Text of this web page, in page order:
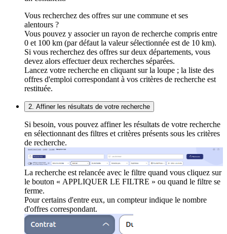
Vous recherchez des offres sur une commune et ses
alentours ?
Vous pouvez y associer un rayon de recherche compris entre
0 et 100 km (par défaut la valeur sélectionnée est de 10 km).
Si vous recherchez des offres sur deux départements, vous
devez alors effectuer deux recherches séparées.
Lancez votre recherche en cliquant sur la loupe ; la liste des
offres d'emploi correspondant à vos critères de recherche est
restituée.
2. Affiner les résultats de votre recherche
Si besoin, vous pouvez affiner les résultats de votre recherche
en sélectionnant des filtres et critères présents sous les critères
de recherche.
La recherche est relancée avec le filtre quand vous cliquez sur
le bouton « APPLIQUER LE FILTRE » ou quand le filtre se
ferme.
Pour certains d'entre eux, un compteur indique le nombre
d'offres correspondant.